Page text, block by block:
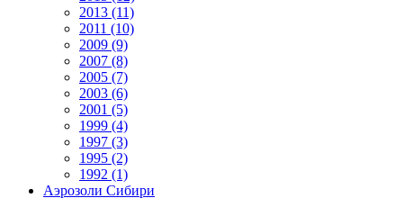
2013 (11)
2011 (10)
2009 (9)
2007 (8)
2005 (7)
2003 (6)
2001 (5)
1999 (4)
1997 (3)
1995 (2)
1992 (1)
Аэрозоли Сибири